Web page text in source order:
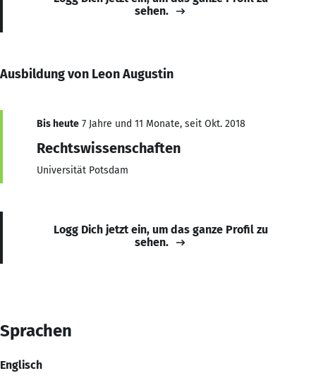
sehen.
Ausbildung von Leon Augustin
Bis heute 7 Jahre und 11 Monate, seit Okt. 2018
Rechtswissenschaften
Universität Potsdam
Logg Dich jetzt ein, um das ganze Profil zu
sehen.
Sprachen
Englisch